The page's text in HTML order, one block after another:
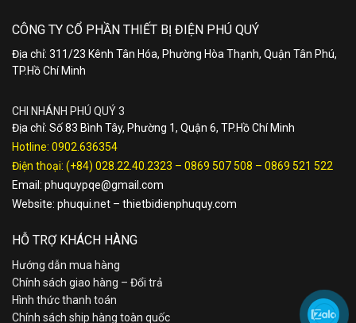
CÔNG TY CỔ PHẦN THIẾT BỊ ĐIỆN PHÚ QUÝ
Địa chỉ: 311/23 Kênh Tân Hóa, Phường Hòa Thạnh, Quận Tân Phú,
TP.Hồ Chí Minh
CHI NHÁNH PHÚ QUÝ 3
Địa chỉ: Số 83 Bình Tây, Phường 1, Quận 6, TP.Hồ Chí Minh
Hotline: 0902.636354
Điện thoại: (+84) 028.22.40.2323 – 0869 507 508 – 0869 521 522
Email: phuquypqe@gmail.com
Website: phuqui.net – thietbidienphuquy.com
HỖ TRỢ KHÁCH HÀNG
Hướng dẫn mua hàng
Chính sách giao hàng – Đổi trả
Hình thức thanh toán
Chính sách ship hàng toàn quốc